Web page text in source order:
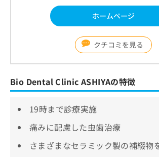
ホームページ
クチコミを見る
Bio Dental Clinic ASHIYAの特徴
19時まで診療実施
痛みに配慮した虫歯治療
さまざまなセラミック製の補綴物